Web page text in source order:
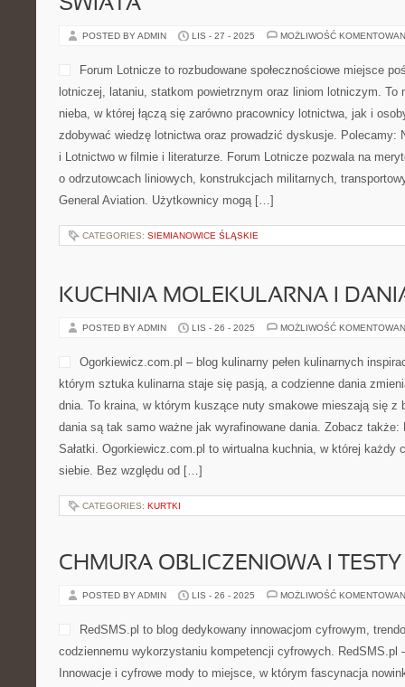
ŚWIATA
POSTED BY ADMIN LIS - 27 - 2025 MOŻLIWOŚĆ
Forum Lotnicze to rozbudowane społecznościowe miejsce
lotniczej, lataniu, statkom powietrznym oraz liniom lotniczym. To
nieba, w której łączą się zarówno pracownicy lotnictwa, jak i
zdobywać wiedzę lotnictwa oraz prowadzić dyskusje. Polecamy:
i Lotnictwo w filmie i literaturze. Forum Lotnicze pozwala na
o odrzutowcach liniowych, konstrukcjach militarnych,
General Aviation. Użytkownicy mogą […]
CATEGORIES: SIEMIANOWICE ŚLĄSKIE
KUCHNIA MOLEKULARNA I
POSTED BY ADMIN LIS - 26 - 2025 MOŻLIWOŚĆ
Ogorkiewicz.com.pl – blog kulinarny pełen kulinarnych
którym sztuka kulinarna staje się pasją, a codzienne dania
dnia. To kraina, w którym kuszące nuty smakowe mieszają się z
dania są tak samo ważne jak wyrafinowane dania. Zobacz także:
Sałatki. Ogorkiewicz.com.pl to wirtualna kuchnia, w której każdy
siebie. Bez względu od […]
CATEGORIES: KURTKI
CHMURA OBLICZENIOWA I TESTY
POSTED BY ADMIN LIS - 26 - 2025 MOŻLIWOŚĆ
RedSMS.pl to blog dedykowany innowacjom cyfrowym,
codziennemu wykorzystaniu kompetencji cyfrowych. RedSMS.pl
Innowacje i cyfrowe mody to miejsce, w którym fascynacja